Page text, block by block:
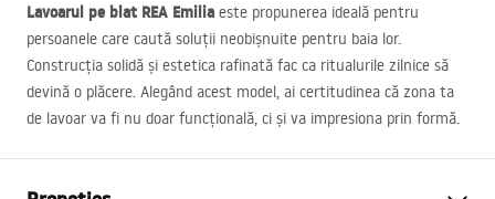
Lavoarul pe blat REA Emilia este propunerea ideală pentru
persoanele care caută soluții neobișnuite pentru baia lor.
Construcția solidă și estetica rafinată fac ca ritualurile zilnice să
devină o plăcere. Alegând acest model, ai certitudinea că zona ta
de lavoar va fi nu doar funcțională, ci și va impresiona prin formă.